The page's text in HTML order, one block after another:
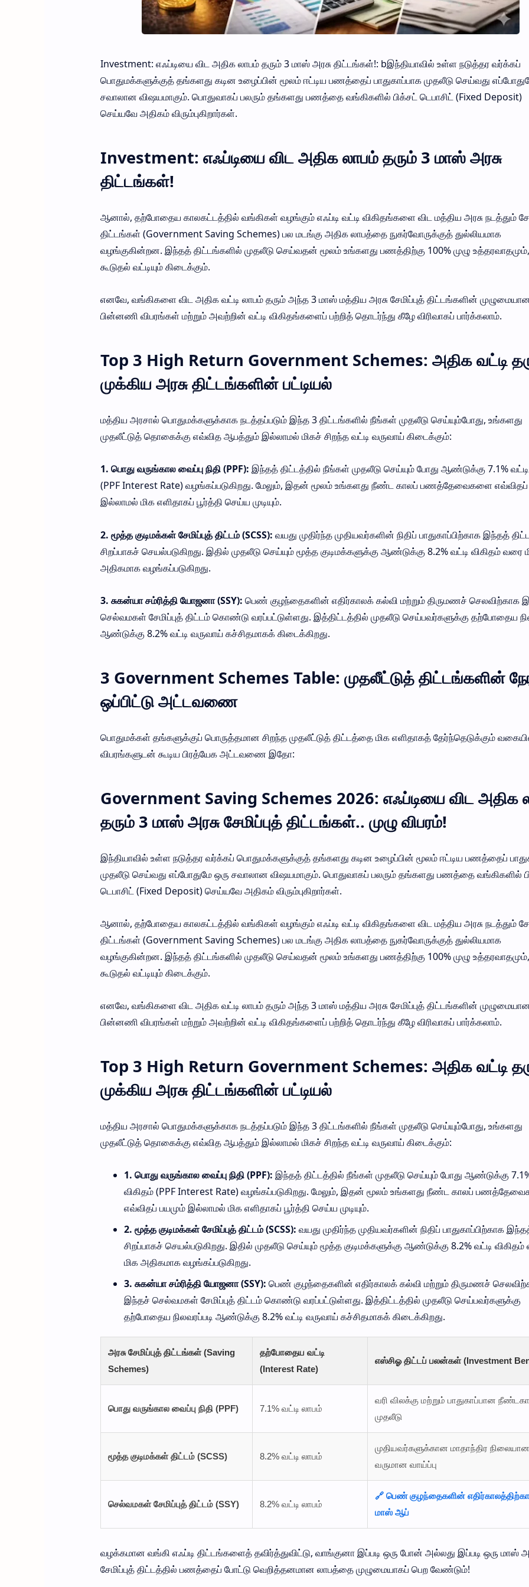
Investment: எஃப்டியை விட அதிக லாபம் தரும் 3 மாஸ் அரசு திட்டங்கள்!: bஇந்தியாவில் உள்ள நடுத்தர வர்க்கப்
பொதுமக்களுக்குத் தங்களது கடின உழைப்பின் மூலம் ஈட்டிய பணத்தைப் பாதுகாப்பாக முதலீடு செய்வது
சவாலான விஷயமாகும். பொதுவாகப் பலரும் தங்களது பணத்தை வங்கிகளில் பிக்சட் டெபாசிட் (Fixed Deposit)
செய்யவே அதிகம் விரும்புகிறார்கள்.
Investment: எஃப்டியை விட அதிக லாபம் தரும் 3 மாஸ் அரசு
திட்டங்கள்!
ஆனால், தற்போதைய காலகட்டத்தில் வங்கிகள் வழங்கும் எஃப்டி வட்டி விகிதங்களை விட மத்திய அரசு நடத்தும்
திட்டங்கள் (Government Saving Schemes) பல மடங்கு அதிக லாபத்தை நுகர்வோருக்குத் துல்லியமாக
வழங்குகின்றன. இந்தத் திட்டங்களில் முதலீடு செய்வதன் மூலம் உங்களது பணத்திற்கு 100% முழு உத்தரவாதமும்,
கூடுதல் வட்டியும் கிடைக்கும்.
எனவே, வங்கிகளை விட அதிக வட்டி லாபம் தரும் அந்த 3 மாஸ் மத்திய அரசு சேமிப்புத் திட்டங்களின்
பின்னணி விபரங்கள் மற்றும் அவற்றின் வட்டி விகிதங்களைப் பற்றித் தொடர்ந்து கீழே விரிவாகப் பார்க்கலாம்.
Top 3 High Return Government Schemes: அதிக வட்டி
முக்கிய அரசு திட்டங்களின் பட்டியல்
மத்திய அரசால் பொதுமக்களுக்காக நடத்தப்படும் இந்த 3 திட்டங்களில் நீங்கள் முதலீடு செய்யும்போது, உங்களது
முதலீட்டுத் தொகைக்கு எவ்வித ஆபத்தும் இல்லாமல் மிகச் சிறந்த வட்டி வருவாய் கிடைக்கும்:
1. பொது வருங்கால வைப்பு நிதி (PPF): இந்தத் திட்டத்தில் நீங்கள் முதலீடு செய்யும் போது ஆண்டுக்கு 7.1% வட்டி
(PPF Interest Rate) வழங்கப்படுகிறது. மேலும், இதன் மூலம் உங்களது நீண்ட காலப் பணத்தேவைகளை எவ்விதப்
இல்லாமல் மிக எளிதாகப் பூர்த்தி செய்ய முடியும்.
2. மூத்த குடிமக்கள் சேமிப்புத் திட்டம் (SCSS): வயது முதிர்ந்த முதியவர்களின் நிதிப் பாதுகாப்பிற்காக இந்தத்
சிறப்பாகச் செயல்படுகிறது. இதில் முதலீடு செய்யும் மூத்த குடிமக்களுக்கு ஆண்டுக்கு 8.2% வட்டி விகிதம் வரை
அதிகமாக வழங்கப்படுகிறது.
3. சுகன்யா சம்ரித்தி யோஜனா (SSY): பெண் குழந்தைகளின் எதிர்காலக் கல்வி மற்றும் திருமணச் செலவிற்காக
செல்வமகள் சேமிப்புத் திட்டம் கொண்டு வரப்பட்டுள்ளது. இத்திட்டத்தில் முதலீடு செய்பவர்களுக்கு தற்போதைய
ஆண்டுக்கு 8.2% வட்டி வருவாய் கச்சிதமாகக் கிடைக்கிறது.
3 Government Schemes Table: முதலீட்டுத் திட்டங்களின்
ஒப்பிட்டு அட்டவணை
பொதுமக்கள் தங்களுக்குப் பொருத்தமான சிறந்த முதலீட்டுத் திட்டத்தை மிக எளிதாகத் தேர்ந்தெடுக்கும்
விபரங்களுடன் கூடிய பிரத்யேக அட்டவணை இதோ:
Government Saving Schemes 2026: எஃப்டியை விட அதிக
தரும் 3 மாஸ் அரசு சேமிப்புத் திட்டங்கள்.. முழு விபரம்!
இந்தியாவில் உள்ள நடுத்தர வர்க்கப் பொதுமக்களுக்குத் தங்களது கடின உழைப்பின் மூலம் ஈட்டிய பணத்தைப்
முதலீடு செய்வது எப்போதுமே ஒரு சவாலான விஷயமாகும். பொதுவாகப் பலரும் தங்களது பணத்தை வங்கிகளில்
டெபாசிட் (Fixed Deposit) செய்யவே அதிகம் விரும்புகிறார்கள்.
ஆனால், தற்போதைய காலகட்டத்தில் வங்கிகள் வழங்கும் எஃப்டி வட்டி விகிதங்களை விட மத்திய அரசு நடத்தும்
திட்டங்கள் (Government Saving Schemes) பல மடங்கு அதிக லாபத்தை நுகர்வோருக்குத் துல்லியமாக
வழங்குகின்றன. இந்தத் திட்டங்களில் முதலீடு செய்வதன் மூலம் உங்களது பணத்திற்கு 100% முழு உத்தரவாதமும்,
கூடுதல் வட்டியும் கிடைக்கும்.
எனவே, வங்கிகளை விட அதிக வட்டி லாபம் தரும் அந்த 3 மாஸ் மத்திய அரசு சேமிப்புத் திட்டங்களின்
பின்னணி விபரங்கள் மற்றும் அவற்றின் வட்டி விகிதங்களைப் பற்றித் தொடர்ந்து கீழே விரிவாகப் பார்க்கலாம்.
Top 3 High Return Government Schemes: அதிக வட்டி
முக்கிய அரசு திட்டங்களின் பட்டியல்
மத்திய அரசால் பொதுமக்களுக்காக நடத்தப்படும் இந்த 3 திட்டங்களில் நீங்கள் முதலீடு செய்யும்போது, உங்களது
முதலீட்டுத் தொகைக்கு எவ்வித ஆபத்தும் இல்லாமல் மிகச் சிறந்த வட்டி வருவாய் கிடைக்கும்:
1. பொது வருங்கால வைப்பு நிதி (PPF): இந்தத் திட்டத்தில் நீங்கள் முதலீடு செய்யும் போது ஆண்டுக்கு
விகிதம் (PPF Interest Rate) வழங்கப்படுகிறது. மேலும், இதன் மூலம் உங்களது நீண்ட காலப்
எவ்விதப் பயமும் இல்லாமல் மிக எளிதாகப் பூர்த்தி செய்ய முடியும்.
2. மூத்த குடிமக்கள் சேமிப்புத் திட்டம் (SCSS): வயது முதிர்ந்த முதியவர்களின் நிதிப் பாதுகாப்பிற்காக
சிறப்பாகச் செயல்படுகிறது. இதில் முதலீடு செய்யும் மூத்த குடிமக்களுக்கு ஆண்டுக்கு 8.2% வட்டி
மிக அதிகமாக வழங்கப்படுகிறது.
3. சுகன்யா சம்ரித்தி யோஜனா (SSY): பெண் குழந்தைகளின் எதிர்காலக் கல்வி மற்றும் திருமணச்
இந்தச் செல்வமகள் சேமிப்புத் திட்டம் கொண்டு வரப்பட்டுள்ளது. இத்திட்டத்தில் முதலீடு செய்பவர்களுக்கு
தற்போதைய நிலவரப்படி ஆண்டுக்கு 8.2% வட்டி வருவாய் கச்சிதமாகக் கிடைக்கிறது.
அரசு சேமிப்புத் திட்டங்கள் (Saving
Schemes)
தற்போதைய வட்டி
(Interest Rate)
எஸ்சிஓ திட்டப் பலன்கள் (Investment
பொது வருங்கால வைப்பு நிதி (PPF) 7.1% வட்டி லாபம்
வரி விலக்கு மற்றும் பாதுகாப்பான
முதலீடு
மூத்த குடிமக்கள் திட்டம் (SCSS) 8.2% வட்டி லாபம்
முதியவர்களுக்கான மாதாந்திர நிலையான
வருமான வாய்ப்பு
செல்வமகள் சேமிப்புத் திட்டம் (SSY) 8.2% வட்டி லாபம்
🔗 பெண் குழந்தைகளின்
மாஸ் ஆப்
வழக்கமான வங்கி எஃப்டி திட்டங்களைத் தவிர்த்துவிட்டு, வாங்குனா இப்படி ஒரு போன் அல்லது இப்படி ஒரு மாஸ்
சேமிப்புத் திட்டத்தில் பணத்தைப் போட்டு வெறித்தனமான லாபத்தை முழுமையாகப் பெற வேண்டும்!